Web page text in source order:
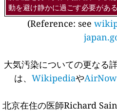
動を避け静かに過ごす必要がある
(Reference: see
大気汚染についての更なる
は、 WikipediaやAirNow
北京在住の医師Richard